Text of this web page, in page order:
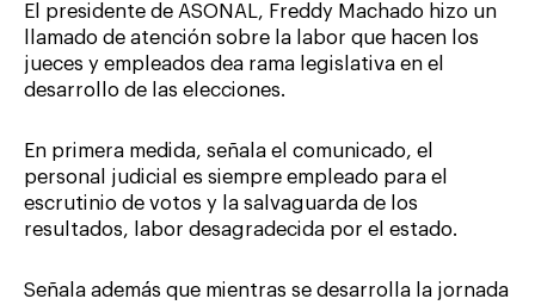
El presidente de ASONAL, Freddy Machado hizo un
llamado de atención sobre la labor que hacen los
jueces y empleados dea rama legislativa en el
desarrollo de las elecciones.
En primera medida, señala el comunicado, el
personal judicial es siempre empleado para el
escrutinio de votos y la salvaguarda de los
resultados, labor desagradecida por el estado.
Señala además que mientras se desarrolla la jornada